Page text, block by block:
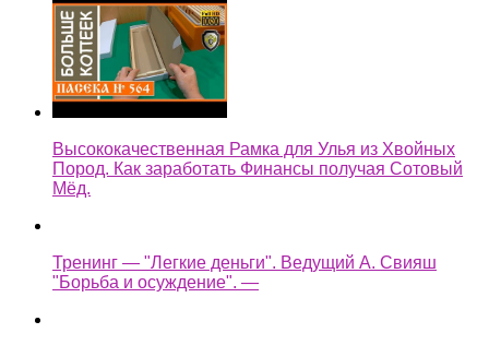
Высококачественная Рамка для Улья из Хвойных
Пород. Как заработать Финансы получая Сотовый
Мёд.
Тренинг — "Легкие деньги". Ведущий А. Свияш
"Борьба и осуждение". —